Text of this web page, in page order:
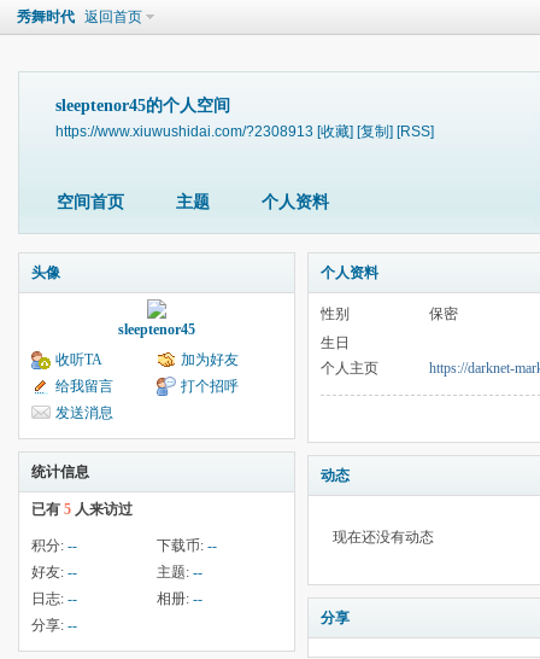
秀舞时代 返回首页
sleeptenor45的个人空间
https://www.xiuwushidai.com/?2308913 [收藏] [复制] [RSS]
空间首页 主题 个人资料
头像
sleeptenor45
收听TA
加为好友
给我留言
打个招呼
发送消息
统计信息
已有 5 人来访过
积分: -- 下载币: --
好友: -- 主题: --
日志: -- 相册: --
分享: --
个人资料
性别
保密
生日
个人主页
https://darknet-
动态
现在还没有动态
分享